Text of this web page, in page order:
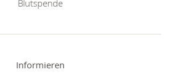
Blutspende
Informieren